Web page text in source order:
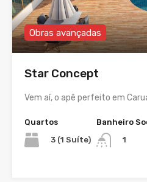
Obras avançadas
Star Concept
Vem aí, o apê perfeito em
Quartos
3 (1 Suíte)
Banheiro
1